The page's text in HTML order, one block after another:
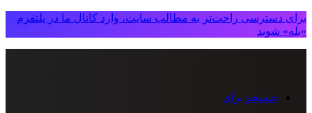
برای دسترسی راحت‌تر به مطالب سایت، وارد کانال ما در پلتفرم
«بله» شوید
جستجو برای